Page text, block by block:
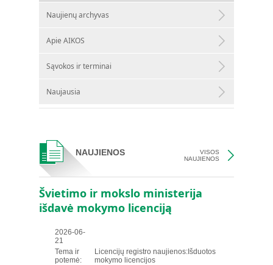
Naujienų archyvas
Apie AIKOS
Sąvokos ir terminai
Naujausia
NAUJIENOS
VISOS
NAUJIENOS
Švietimo ir mokslo ministerija
išdavė mokymo licenciją
2026-06-
21
Tema ir
potemė:
Licencijų registro naujienos:Išduotos
mokymo licencijos